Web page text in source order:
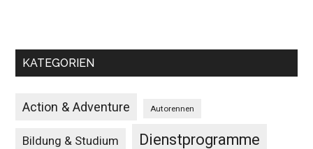
KATEGORIEN
Action & Adventure Autorennen
Bildung & Studium Dienstprogramme